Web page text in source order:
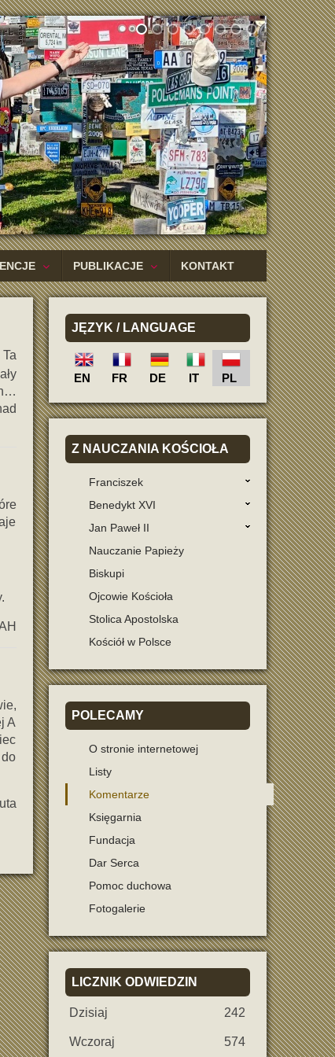
PUBLIKACJE KONTAKT
A
JĘZYK / LANGUAGE
EN FR DE IT PL
ZNAUCZANIA KOŚCIOŁA
Franciszek
Benedykt XVI
Jan Paweł II
Nauczanie Papieży
Biskupi
Ojcowie Kościoła
Stolica Apostolska
Kościół w Polsce
POLECAMY
O stronie internetowej
Listy
Komentarze
Księgarnia
Fundacja
Dar Serca
Pomoc duchowa
Fotogalerie
LICZNIK ODWIEDZIN
Dzisiaj 242
Wczoraj 574